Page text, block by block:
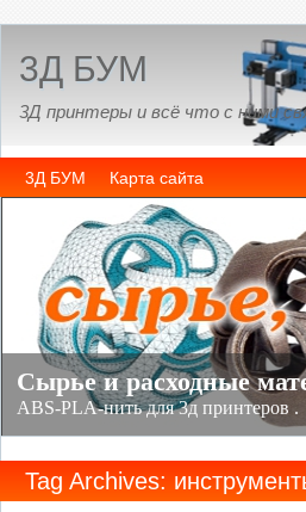
3Д БУМ
3Д принтеры и всё что с ними
3Д БУМ Карта сайта
Tag Archives: